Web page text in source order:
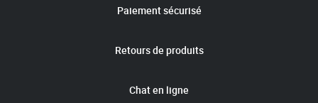
Paiement sécurisé
Retours de produits
Chat en ligne